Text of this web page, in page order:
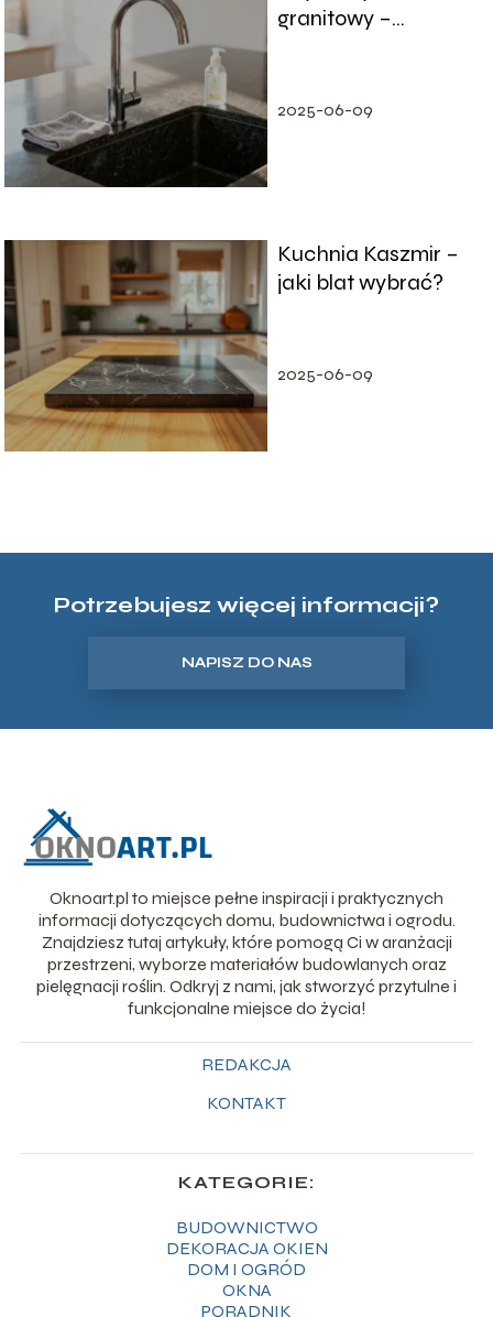
granitowy –
2025-06-09
Kuchnia Kaszmir –
jaki blat wybrać?
2025-06-09
Potrzebujesz więcej informacji?
NAPISZ DO NAS
Oknoart.pl to miejsce pełne inspiracji i praktycznych
informacji dotyczących domu, budownictwa i ogrodu.
Znajdziesz tutaj artykuły, które pomogą Ci w aranżacji
przestrzeni, wyborze materiałów budowlanych oraz
pielęgnacji roślin. Odkryj z nami, jak stworzyć przytulne i
funkcjonalne miejsce do życia!
REDAKCJA
KONTAKT
KATEGORIE:
BUDOWNICTWO
DEKORACJA OKIEN
DOM I OGRÓD
OKNA
PORADNIK